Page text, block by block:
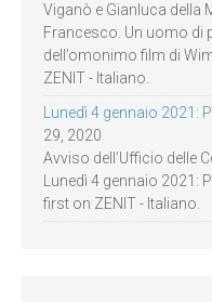
Viganò e Gianluca della
Francesco. Un uomo di
dell’omonimo film di
ZENIT - Italiano.
Lunedì 4 gennaio 2021:
29, 2020
Avviso dell’Ufficio delle
Lunedì 4 gennaio 2021:
first on ZENIT - Italiano.